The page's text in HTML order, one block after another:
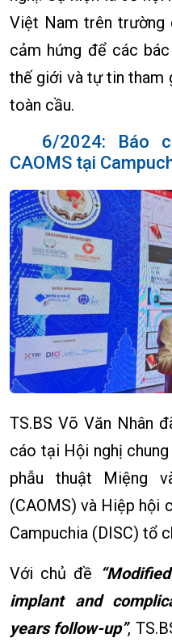
Việt Nam trên trường
cảm hứng để các
thế giới và tự tin tham
toàn cầu.
6/2024: Báo
CAOMS tại
TS.BS Võ Văn Nhân
cáo tại Hội nghị
phẫu thuật Miệng
(CAOMS) và Hiệp hội
Campuchia (DISC) tổ
Với chủ đề
implant and
years follow-up”,